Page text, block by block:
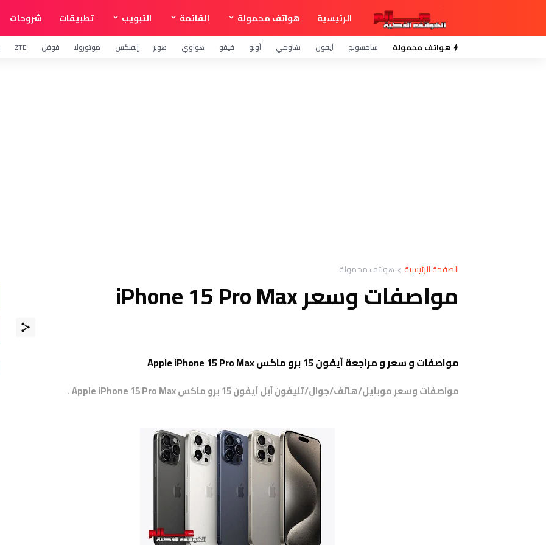
الرئيسية هواتف محمولة القائمة التبويب تطبيقات شروحات
هواتف محمولة سامسونج آيفون شاومي أوبو فيفو هواوي هونر إنفنكس موتورولا قوقل ZTE
الصفحة الرئيسية هواتف محمولة
مواصفات وسعر iPhone 15 Pro Max
مواصفات و سعر و مراجعة آيفون 15 برو ماكس Apple iPhone 15 Pro Max
مواصفات وسعر موبايل/هاتف/جوال/تليفون آبلآيفون 15 برو ماكس Apple iPhone 15 Pro Max .